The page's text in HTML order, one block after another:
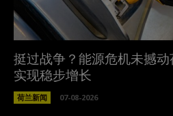
挺过战争？能源危机未撼
实现稳步增长
荷兰新闻 07-08-2026